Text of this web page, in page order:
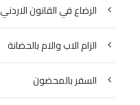
الرضاع في القانون الاردني
الزام الاب والام بالحضانة
السفر بالمحضون